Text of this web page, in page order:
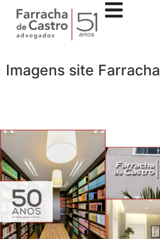
Imagens site Farracha